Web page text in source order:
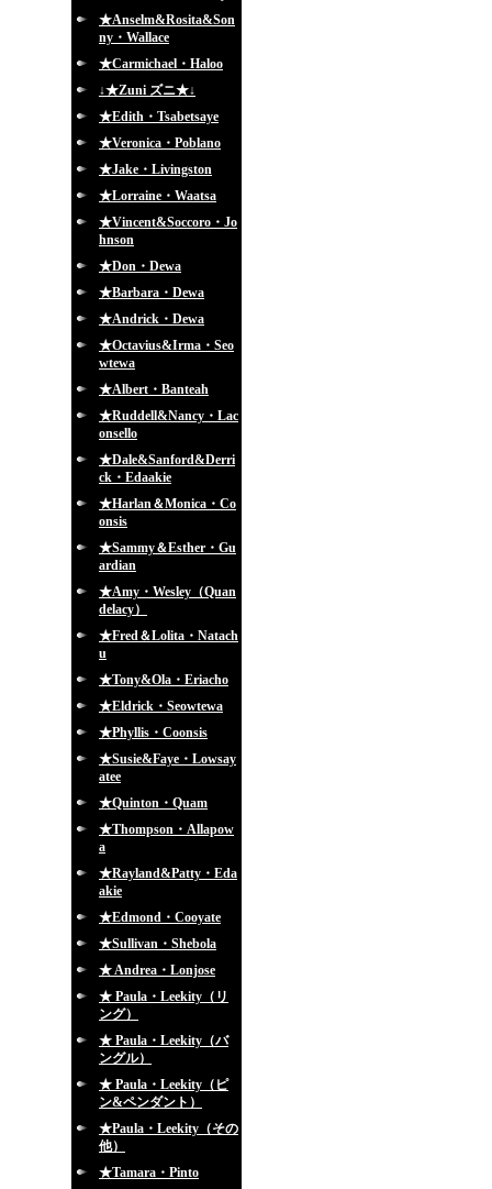
★Anselm&Rosita&Son
ny・Wallace
★Carmichael・Haloo
↓★Zuni ズニ★↓
★Edith・Tsabetsaye
★Veronica・Poblano
★Jake・Livingston
★Lorraine・Waatsa
★Vincent&Soccoro・Jo
hnson
★Don・Dewa
★Barbara・Dewa
★Andrick・Dewa
★Octavius&Irma・Seo
wtewa
★Albert・Banteah
★Ruddell&Nancy・Lac
onsello
★Dale&Sanford&Derri
ck・Edaakie
★Harlan＆Monica・Co
onsis
★Sammy＆Esther・Gu
ardian
★Amy・Wesley（Quan
delacy）
★Fred＆Lolita・Natach
u
★Tony&Ola・Eriacho
★Eldrick・Seowtewa
★Phyllis・Coonsis
★Susie&Faye・Lowsay
atee
★Quinton・Quam
★Thompson・Allapow
a
★Rayland&Patty・Eda
akie
★Edmond・Cooyate
★Sullivan・Shebola
★ Andrea・Lonjose
★ Paula・Leekity（リ
ング）
★ Paula・Leekity（バ
ングル）
★ Paula・Leekity（ピ
ン&ペンダント）
★Paula・Leekity（その
他）
★Tamara・Pinto